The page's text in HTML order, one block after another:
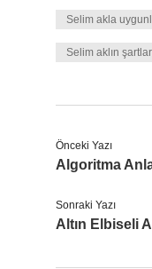
Selim akla
Selim aklın
Önceki Yazı
Algoritma
Sonraki Yazı
Altın Elbiseli